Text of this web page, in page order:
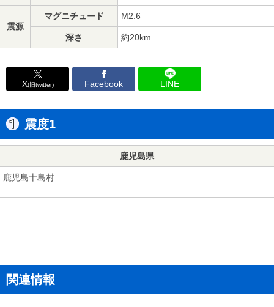
震源
マグニチュード M2.6
深さ 約20km
X(旧twitter) Facebook LINE
震度1
鹿児島県
鹿児島十島村
関連情報